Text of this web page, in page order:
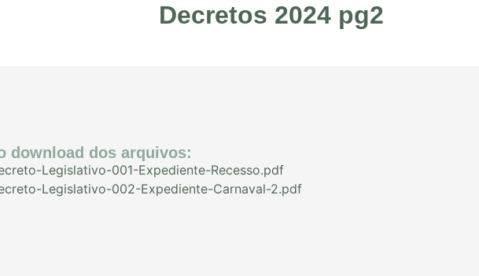
Decretos 2024 pg2
download dos arquivos:
Legislativo-001-Expediente-Recesso.pdf
Legislativo-002-Expediente-Carnaval-2.pdf